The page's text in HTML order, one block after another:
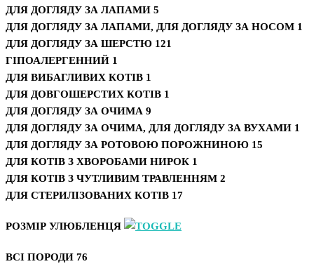
ДЛЯ ДОГЛЯДУ ЗА ЛАПАМИ 5
ДЛЯ ДОГЛЯДУ ЗА ЛАПАМИ, ДЛЯ ДОГЛЯДУ ЗА НОСОМ 1
ДЛЯ ДОГЛЯДУ ЗА ШЕРСТЮ 121
ГІПОАЛЕРГЕННИЙ 1
ДЛЯ ВИБАГЛИВИХ КОТІВ 1
ДЛЯ ДОВГОШЕРСТИХ КОТІВ 1
ДЛЯ ДОГЛЯДУ ЗА ОЧИМА 9
ДЛЯ ДОГЛЯДУ ЗА ОЧИМА, ДЛЯ ДОГЛЯДУ ЗА ВУХАМИ 1
ДЛЯ ДОГЛЯДУ ЗА РОТОВОЮ ПОРОЖНИНОЮ 15
ДЛЯ КОТІВ З ХВОРОБАМИ НИРОК 1
ДЛЯ КОТІВ З ЧУТЛИВИМ ТРАВЛЕННЯМ 2
ДЛЯ СТЕРИЛІЗОВАНИХ КОТІВ 17
РОЗМІР УЛЮБЛЕНЦЯ
ВСІ ПОРОДИ 76